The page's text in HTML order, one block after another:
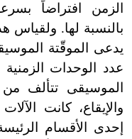
الزمن افتراضاً
بالنسبة لها. ولقياس
يدعى الموقّتة
عدد الوحدات
الموسيقى تتألف
والإيقاع، كانت الآلات
إحدى الأقسام